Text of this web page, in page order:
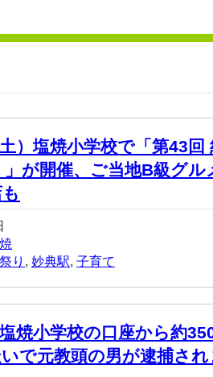
）塩焼小学校で「第43回
が開催、ご当地B級グル
り , 妙典駅, 子育て
焼小学校の口座から約
で元教頭の男が逮捕され